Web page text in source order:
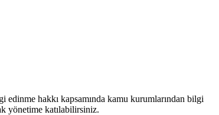
hakkı kapsamında kamu kurumlarından bilgi
yönetime katılabilirsiniz.